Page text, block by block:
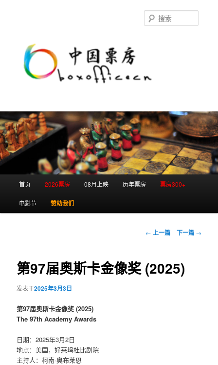
首页 2026票房 08月上映 历年票房 票房300+
电影节 赞助我们
文
航
← 上一篇 下一篇 →
第97届奥斯卡金像奖 (2025)
发表于2025年3月3日
第97届奥斯卡金像奖 (2025)
The 97th Academy Awards
日期：2025年3月2日
地点：美国，好莱坞杜比剧院
主持人：柯南·奥布莱恩